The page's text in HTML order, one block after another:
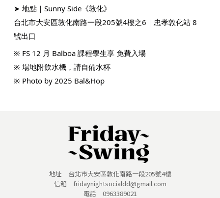
➤ 地點｜Sunny Side《敦化》
台北市大安區敦化南路一段205號4樓之6｜忠孝敦化站 8
號出口
※ FS 12 月 Balboa 課程學生享 免費入場
※ 場地附飲水機，請自備水杯
※ Photo by 2025 Bal&Hop
地址 台北市大安區敦化南路一段205號4樓
信箱 fridaynightsocialdd@gmail.com
電話 0963389021